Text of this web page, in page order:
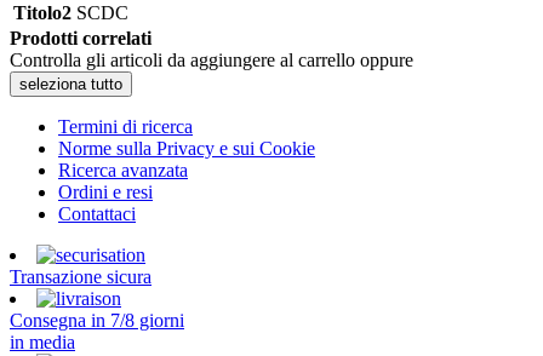
Titolo2 SCDC
Prodotti correlati
Controlla gli articoli da aggiungere al carrello oppure
seleziona tutto
Termini di ricerca
Norme sulla Privacy e sui Cookie
Ricerca avanzata
Ordini e resi
Contattaci
Transazione sicura
Consegna in 7/8 giorni
in media